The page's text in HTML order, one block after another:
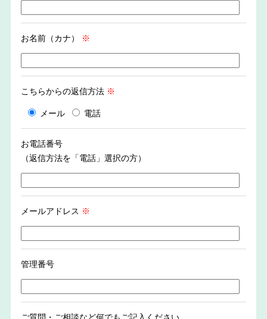
お名前（カナ） ※
こちらからの返信方法 ※
メール 電話
お電話番号
（返信方法を「電話」選択の方）
メールアドレス ※
管理番号